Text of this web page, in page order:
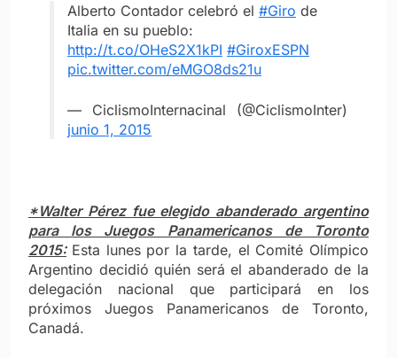
Alberto Contador celebró el #Giro de
Italia en su pueblo:
http://t.co/OHeS2X1kPI #GiroxESPN
pic.twitter.com/eMGO8ds21u
— CiclismoInternacinal (@CiclismoInter)
junio 1, 2015
*Walter Pérez fue elegido abanderado argentino
para los Juegos Panamericanos de Toronto
2015: Esta lunes por la tarde, el Comité Olímpico
Argentino decidió quién será el abanderado de la
delegación nacional que participará en los
próximos Juegos Panamericanos de Toronto,
Canadá.